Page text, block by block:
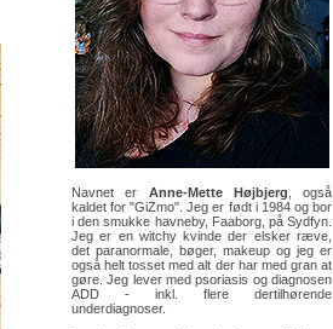
Navnet er Anne-Mette Højbjerg , også
kaldet for "GiZmo". Jeg er født i 1984 og bor
i den smukke havneby, Faaborg, på Sydfyn.
Jeg er en witchy kvinde der elsker ræve,
det paranormale, bøger, makeup og jeg er
også helt tosset med alt der har med gran at
gøre. Jeg lever med psoriasis og diagnosen
ADD - inkl. flere dertilhørende
underdiagnoser.